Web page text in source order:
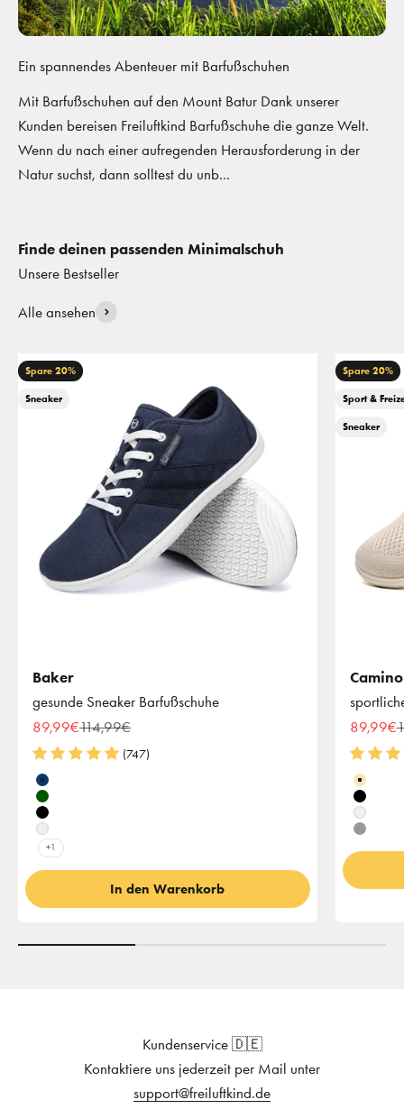
Ein spannendes Abenteuer mit Barfußschuhen
Mit Barfußschuhen auf den Mount Batur Dank unserer
Kunden bereisen Freiluftkind Barfußschuhe die ganze Welt.
Wenn du nach einer aufregenden Herausforderung in der
Natur suchst, dann solltest du unb...
Finde deinen passenden Minimalschuh
Alle ansehen
Spare 20%
Sneaker
Baker
gesunde Sneaker Barfußschuhe
Angebot
89,99€Regulärer Preis
114,99€
(747)
Farbe
Blau
Khaki
Schwarz
Weiß
+1
In den Warenkorb
Spare 20%
Sport &
Sneaker
Camino
Angebot
89,99€
Farbe
Beige
Weiß
Grau
Kundenservice 🇩🇪
Kontaktiere uns jederzeit per Mail unter
support@freiluftkind.de